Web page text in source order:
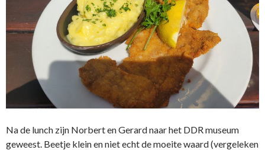
Na de lunch zijn Norbert en Gerard naar het DDR museum
geweest. Beetje klein en niet echt de moeite waard (vergeleken